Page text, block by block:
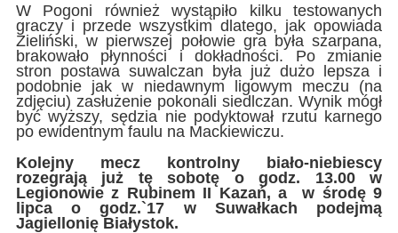
W Pogoni również wystąpiło kilku testowanych
graczy i przede wszystkim dlatego, jak opowiada
Zieliński, w pierwszej połowie gra była szarpana,
brakowało płynności i dokładności. Po zmianie
stron postawa suwalczan była już dużo lepsza i
podobnie jak w niedawnym ligowym meczu (na
zdjęciu) zasłużenie pokonali siedlczan. Wynik mógł
być wyższy, sędzia nie podyktował rzutu karnego
po ewidentnym faulu na Mackiewiczu.
Kolejny mecz kontrolny biało-niebiescy
rozegrają już tę sobotę o godz. 13.00 w
Legionowie z Rubinem II Kazań, a w środę 9
lipca o godz.`17 w Suwałkach podejmą
Jagiellonię Białystok.